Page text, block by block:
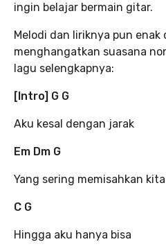
ingin belajar bermain gitar.
Melodi dan liriknya pun
menghangatkan suasana
lagu selengkapnya:
[Intro] G G
Aku kesal dengan jarak
Em Dm G
Yang sering memisahkan kita
C G
Hingga aku hanya bisa